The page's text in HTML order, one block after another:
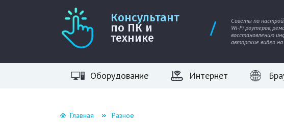
Консультант
по ПК и
технике
Советы по
Wi-Fi роутеров,
восстановлению
авторские видео
Оборудование Интернет
Главная Разное